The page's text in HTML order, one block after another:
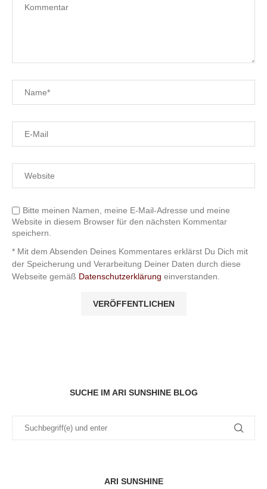
Bitte meinen Namen, meine E-Mail-Adresse und meine
Website in diesem Browser für den nächsten Kommentar
speichern.
* Mit dem Absenden Deines Kommentares erklärst Du Dich mit
der Speicherung und Verarbeitung Deiner Daten durch diese
Webseite gemäß Datenschutzerklärung einverstanden.
SUCHE IM ARI SUNSHINE BLOG
ARI SUNSHINE